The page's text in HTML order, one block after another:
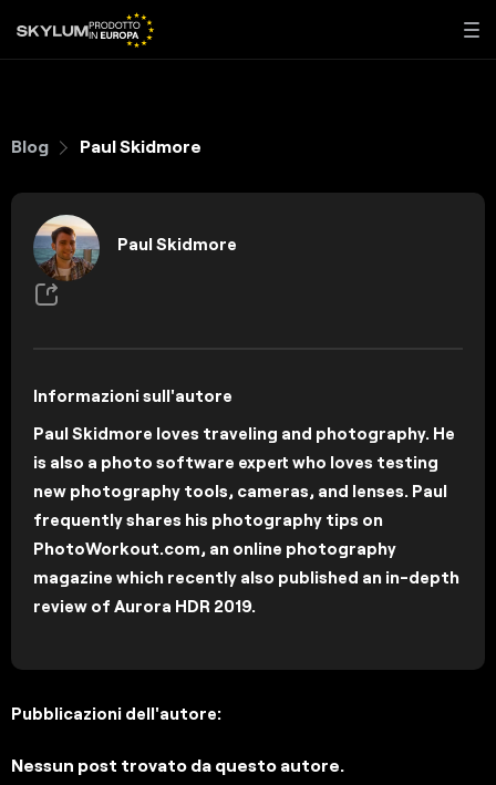
Blog Paul Skidmore
Paul Skidmore
Informazioni sull'autore
Paul Skidmore loves traveling and photography. He
is also a photo software expert who loves testing
new photography tools, cameras, and lenses. Paul
frequently shares his photography tips on
PhotoWorkout.com, an online photography
magazine which recently also published an in-depth
review of Aurora HDR 2019.
Pubblicazioni dell'autore:
Nessun post trovato da questo autore.